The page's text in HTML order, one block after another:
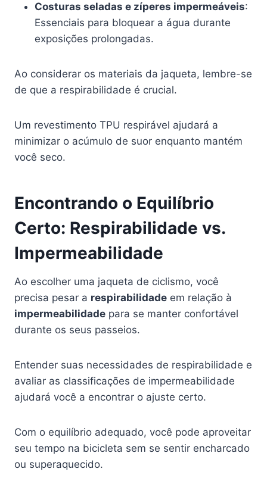
Costuras seladas e zíperes impermeáveis:
Essenciais para bloquear a água durante
exposições prolongadas.
Ao considerar os materiais da jaqueta, lembre-se
de que a respirabilidade é crucial.
Um revestimento TPU respirável ajudará a
minimizar o acúmulo de suor enquanto mantém
você seco.
Encontrando o Equilíbrio
Certo: Respirabilidade vs.
Impermeabilidade
Ao escolher uma jaqueta de ciclismo, você
precisa pesar a respirabilidade em relação à
impermeabilidade para se manter confortável
durante os seus passeios.
Entender suas necessidades de respirabilidade e
avaliar as classificações de impermeabilidade
ajudará você a encontrar o ajuste certo.
Com o equilíbrio adequado, você pode aproveitar
seu tempo na bicicleta sem se sentir encharcado
ou superaquecido.